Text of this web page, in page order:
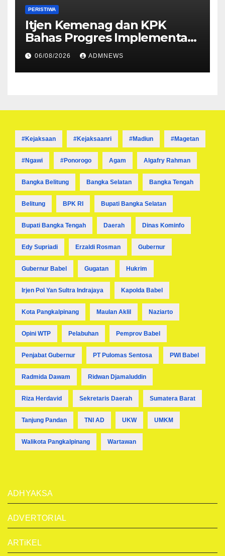
PERISTIWA
Itjen Kemenag dan KPK
Bahas Progres Implementasi
Tiga Aksi Stranas
Pencegahan Korupsi
06/08/2026 ADMNEWS
#kejaksaan #kejaksaanri #madiun #magetan
#ngawi #ponorogo Agam Algafry Rahman
Bangka Belitung Bangka Selatan Bangka Tengah
Belitung BPK RI Bupati Bangka Selatan
Bupati Bangka Tengah Daerah Dinas Kominfo
Edy Supriadi Erzaldi Rosman Gubernur
Gubernur Babel Gugatan Hukrim
Irjen Pol Yan Sultra Indrajaya Kapolda Babel
Kota Pangkalpinang Maulan Aklil Naziarto
Opini WTP Pelabuhan Pemprov Babel
Penjabat Gubernur PT Pulomas Sentosa PWI Babel
Radmida Dawam Ridwan Djamaluddin
Riza Herdavid Sekretaris Daerah Sumatera Barat
Tanjung Pandan TNI AD UKW UMKM
Walikota Pangkalpinang Wartawan
ADHYAKSA
ADVERTORIAL
ARTiKEL